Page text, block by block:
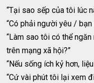
“Tại sao sếp của tôi lúc
“Có phải người yêu /
“Làm sao tôi có thể
trên mạng xã hội?”
“Nếu sống ích kỷ hơn,
“Cứ vài phút tôi lại xem